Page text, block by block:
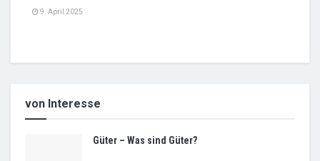
9. April 2025
von Interesse
Güter – Was sind Güter?